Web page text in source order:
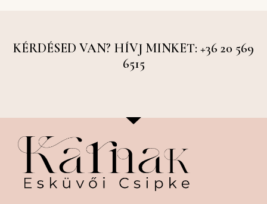
KÉRDÉSED VAN? HÍVJ MINKET: +36 20 569
6515